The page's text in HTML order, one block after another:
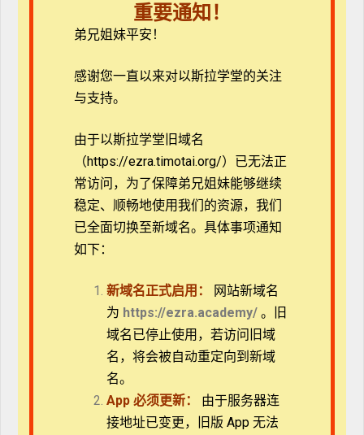
时代洪流中的稳定内核——大诫命
塑造家庭的习惯——正面看待自己
塑造家庭的特质——坚韧
高莉娜，美国福音证主协会亲子教育事工主任，美满家
庭事工教导同工。美国达拉斯神学院基督教研究硕士，
现修读基督教教育博士。国际教育协会注册婚姻家庭咨
询（ICMFC）。出版家有青少年课程。
重要通知！
弟兄姐妹平安！
感谢您一直以来对以斯拉学堂的关注
与支持。
由于以斯拉学堂旧域名
（https://ezra.timotai.org/）已无法正
常访问， 为了保障弟兄姐妹能够继续
稳定、顺畅地使用我们的资源，我们
已全面切换至新域名。具体事项通知
如下：
新域名正式启用：
网站新域名
为 https://ezra.academy/ 。旧
域名已停止使用，若访问旧域
名，将会被自动重定向到新域
名。
App必须更新：
由于服务器连
接地址已变更，旧版 App 无法